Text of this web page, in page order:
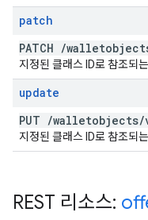
patch
PATCH /
지정된 클래스 ID로 참조되
update
PUT /walletobjects/
지정된 클래스 ID로 참조되
REST 리소스: